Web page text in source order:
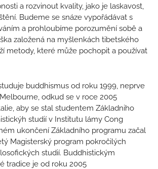
a rozvinout kvality, jako je laskavost,
Budeme se snáze vypořádávat s
a prohloubíme porozumění sobě a
založená na myšlenkách tibetského
metody, které může pochopit a používat
buddhismus od roku 1999, neprve
odkud se v roce 2005
aby se stal studentem Základniho
studií v Institutu lámy Cong
ukončení Základního programu začal
Magisterský program pokročilých
studií. Buddhistickým
tradice je od roku 2005